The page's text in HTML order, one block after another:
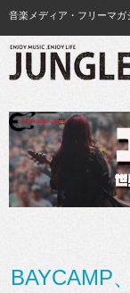
音楽メディア・フリーマガ
BAYCAMP